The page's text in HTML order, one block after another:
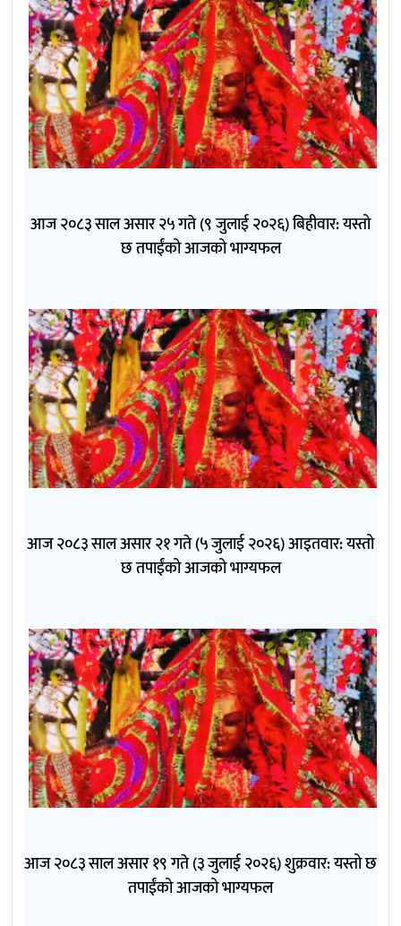
आज २०८३ साल असार २५ गते (९ जुलाई २०२६) बिहीवार: यस्तो
छ तपाईंको आजको भाग्यफल
आज २०८३ साल असार २१ गते (५ जुलाई २०२६) आइतवार: यस्तो
छ तपाईंको आजको भाग्यफल
आज २०८३ साल असार १९ गते (३ जुलाई २०२६) शुक्रवार: यस्तो छ
तपाईंको आजको भाग्यफल